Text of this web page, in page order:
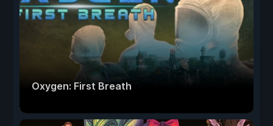
Oxygen: First Breath